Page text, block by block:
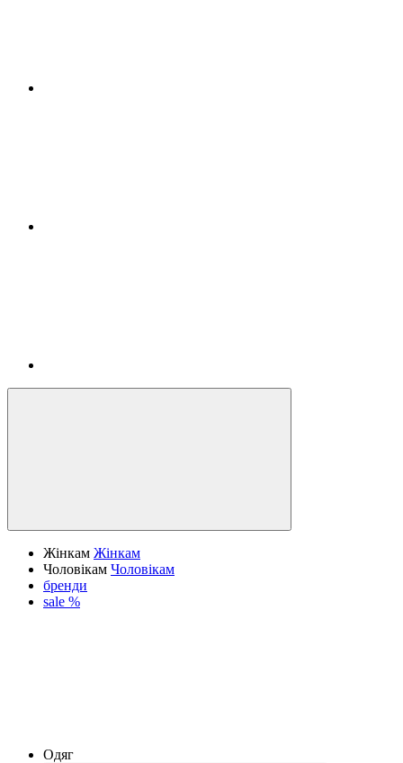
Жінкам Жінкам
Чоловікам Чоловікам
бренди
sale %
Одяг